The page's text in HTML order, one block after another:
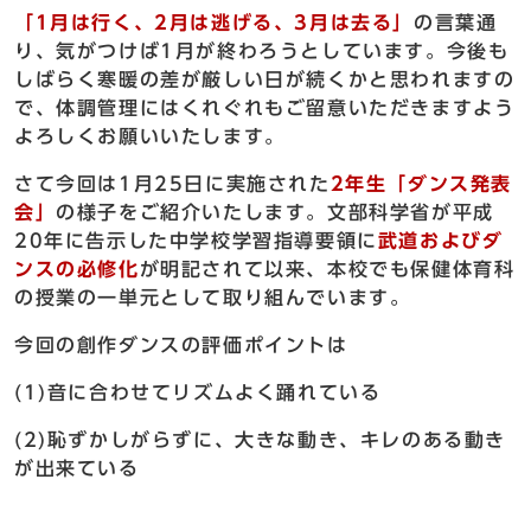
「1月は行く、2月は逃げる、3月は去る」 の言葉通
り、気がつけば1月が終わろうとしています。今後も
しばらく寒暖の差が厳しい日が続くかと思われますの
で、体調管理にはくれぐれもご留意いただきますよう
よろしくお願いいたします。
さて今回は1月25日に実施された 2年生「ダンス発表
会」 の様子をご紹介いたします。文部科学省が平成
20年に告示した中学校学習指導要領に武道およびダ
ンスの必修化が明記されて以来、本校でも保健体育科
の授業の一単元として取り組んでいます。
今回の創作ダンスの評価ポイントは
(1)音に合わせてリズムよく踊れている
(2)恥ずかしがらずに、大きな動き、キレのある動き
が出来ている